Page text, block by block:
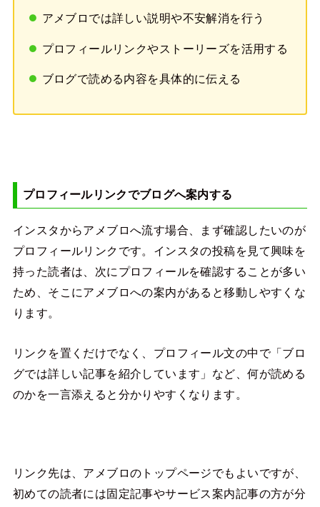
アメブロでは詳しい説明や不安解消を行う
プロフィールリンクやストーリーズを活用する
ブログで読める内容を具体的に伝える
プロフィールリンクでブログへ案内する
インスタからアメブロへ流す場合、まず確認したいのが
プロフィールリンクです。インスタの投稿を見て興味を
持った読者は、次にプロフィールを確認することが多い
ため、そこにアメブロへの案内があると移動しやすくな
ります。
リンクを置くだけでなく、プロフィール文の中で「ブロ
グでは詳しい記事を紹介しています」など、何が読める
のかを一言添えると分かりやすくなります。
リンク先は、アメブロのトップページでもよいですが、
初めての読者には固定記事やサービス案内記事の方が分